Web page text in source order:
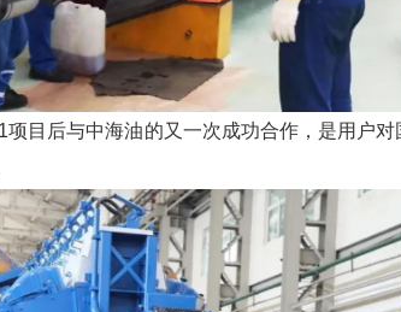
后与中海油的又一次成功合作，是用户对